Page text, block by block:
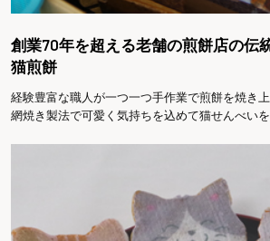
創業70年を超える老舗の煎餅店の伝
猫煎餅
経験豊富な職人が一つ一つ手作業で煎餅を焼き
網焼き製法で可愛く気持ちを込めて猫せんべいを